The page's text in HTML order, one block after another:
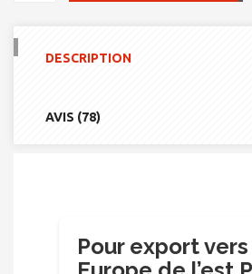
DESCRIPTION
AVIS (78)
Pour export